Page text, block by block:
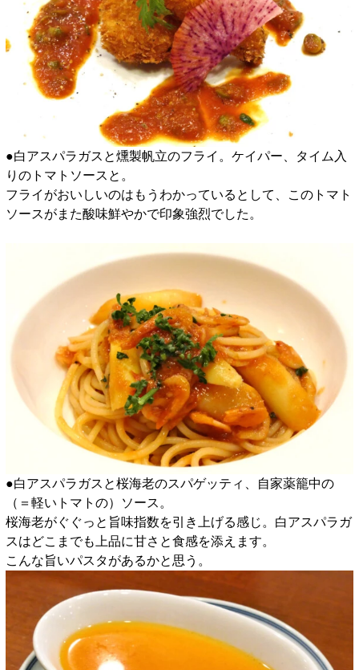
●白アスパラガスと燻製帆立のフライ。ケイパー、タイム入
りのトマトソースと。
フライがおいしいのはもうわかっているとして、このトマト
ソースがまた酸味鮮やかで印象強烈でした。
●白アスパラガスと桜海老のスパゲッティ、自家薬籠中の
（＝軽いトマトの）ソース。
桜海老がぐぐっと旨味指数を引き上げる感じ。白アスパラガ
スはどこまでも上品に甘さと食感を添えます。
こんな旨いパスタがあるかと思う。